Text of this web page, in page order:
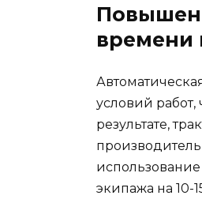
времени
условий
результате,
экипажа на 10-